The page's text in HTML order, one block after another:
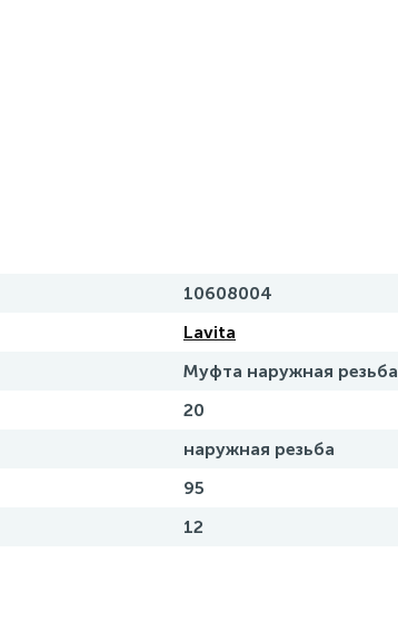
10608004
Lavita
Муфта наружная резьба
20
наружная резьба
95
12